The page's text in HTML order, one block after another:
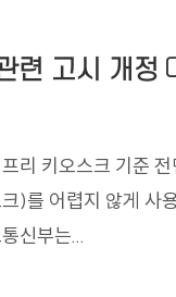
련 고시 개정
리 키오스크 기준 전
)를 어렵지 않게 사
신부는...